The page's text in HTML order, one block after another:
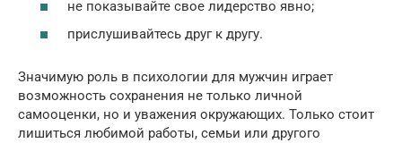
не показывайте свое лидерство явно;
прислушивайтесь друг к другу.
Значимую роль в психологии для мужчин играет
возможность сохранения не только личной
самооценки, но и уважения окружающих. Только стоит
лишиться любимой работы, семьи или другого